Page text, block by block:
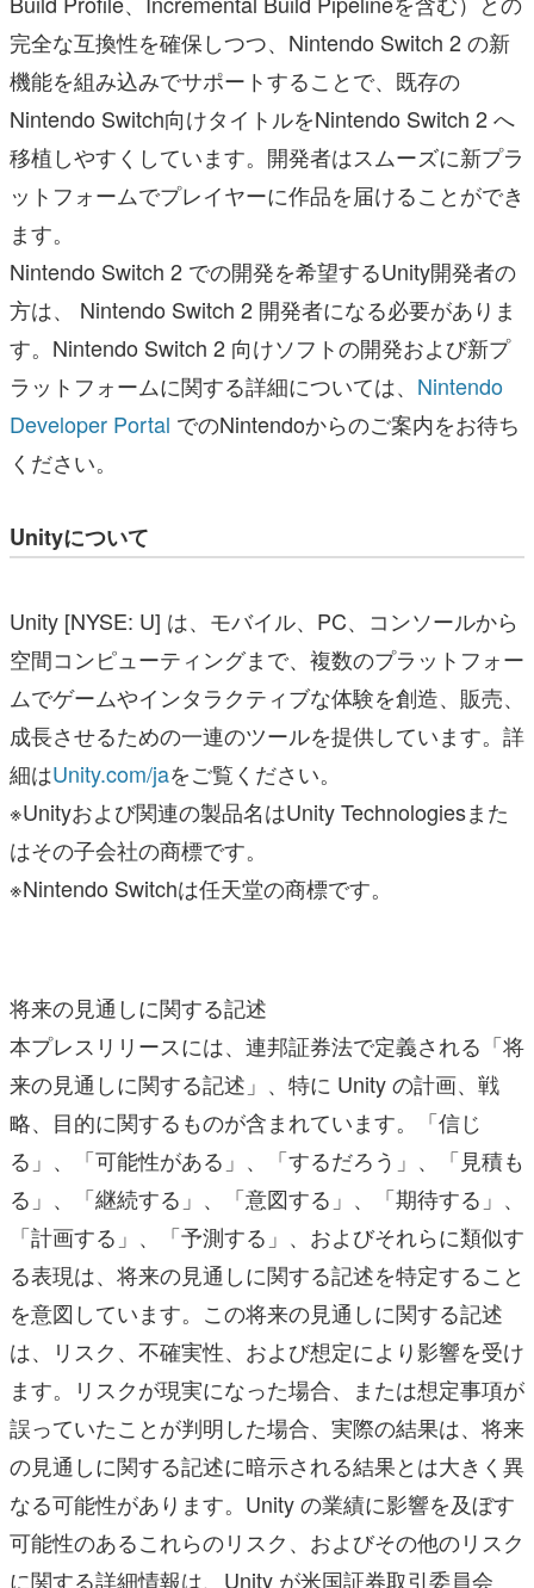
完全な互換性を確保しつつ、Nintendo Switch 2 の新
機能を組み込みでサポートすることで、既存の
Nintendo Switch向けタイトルをNintendo Switch 2 へ
移植しやすくしています。開発者はスムーズに新プラ
ットフォームでプレイヤーに作品を届けることができ
ます。
Nintendo Switch 2 での開発を希望するUnity開発者の
方は、 Nintendo Switch 2 開発者になる必要がありま
す。Nintendo Switch 2 向けソフトの開発および新プ
ラットフォームに関する詳細については、 Nintendo
Developer Portal でのNintendoからのご案内をお待ち
ください。
Unityについて
Unity [NYSE: U] は、モバイル、PC、コンソールから
空間コンピューティングまで、複数のプラットフォー
ムでゲームやインタラクティブな体験を創造、販売、
成長させるための一連のツールを提供しています。詳
細はUnity.com/jaをご覧ください。
※Unityおよび関連の製品名はUnity Technologiesまた
はその子会社の商標です。
※Nintendo Switchは任天堂の商標です。
将来の見通しに関する記述
本プレスリリースには、連邦証券法で定義される「将
来の見通しに関する記述」、特に Unity の計画、戦
略、目的に関するものが含まれています。「信じ
る」、「可能性がある」、「するだろう」、「見積も
る」、「継続する」、「意図する」、「期待する」、
「計画する」、「予測する」、およびそれらに類似す
る表現は、将来の見通しに関する記述を特定すること
を意図しています。この将来の見通しに関する記述
は、リスク、不確実性、および想定により影響を受け
ます。リスクが現実になった場合、または想定事項が
誤っていたことが判明した場合、実際の結果は、将来
の見通しに関する記述に暗示される結果とは大きく異
なる可能性があります。Unity の業績に影響を及ぼす
可能性のあるこれらのリスク、およびその他のリスク
に関する詳細情報は、Unity が米国証券取引委員会